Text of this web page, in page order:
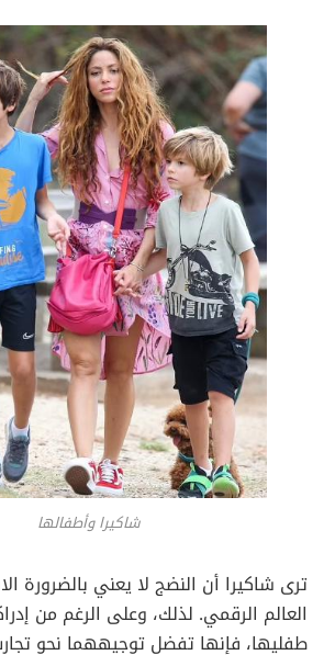
شاكيرا وأطفالها
ترى شاكيرا أن النضج لا يعني بالضرورة
العالم الرقمي. لذلك، وعلى الرغم من
طفليها، فإنها تفضل توجيههما نحو